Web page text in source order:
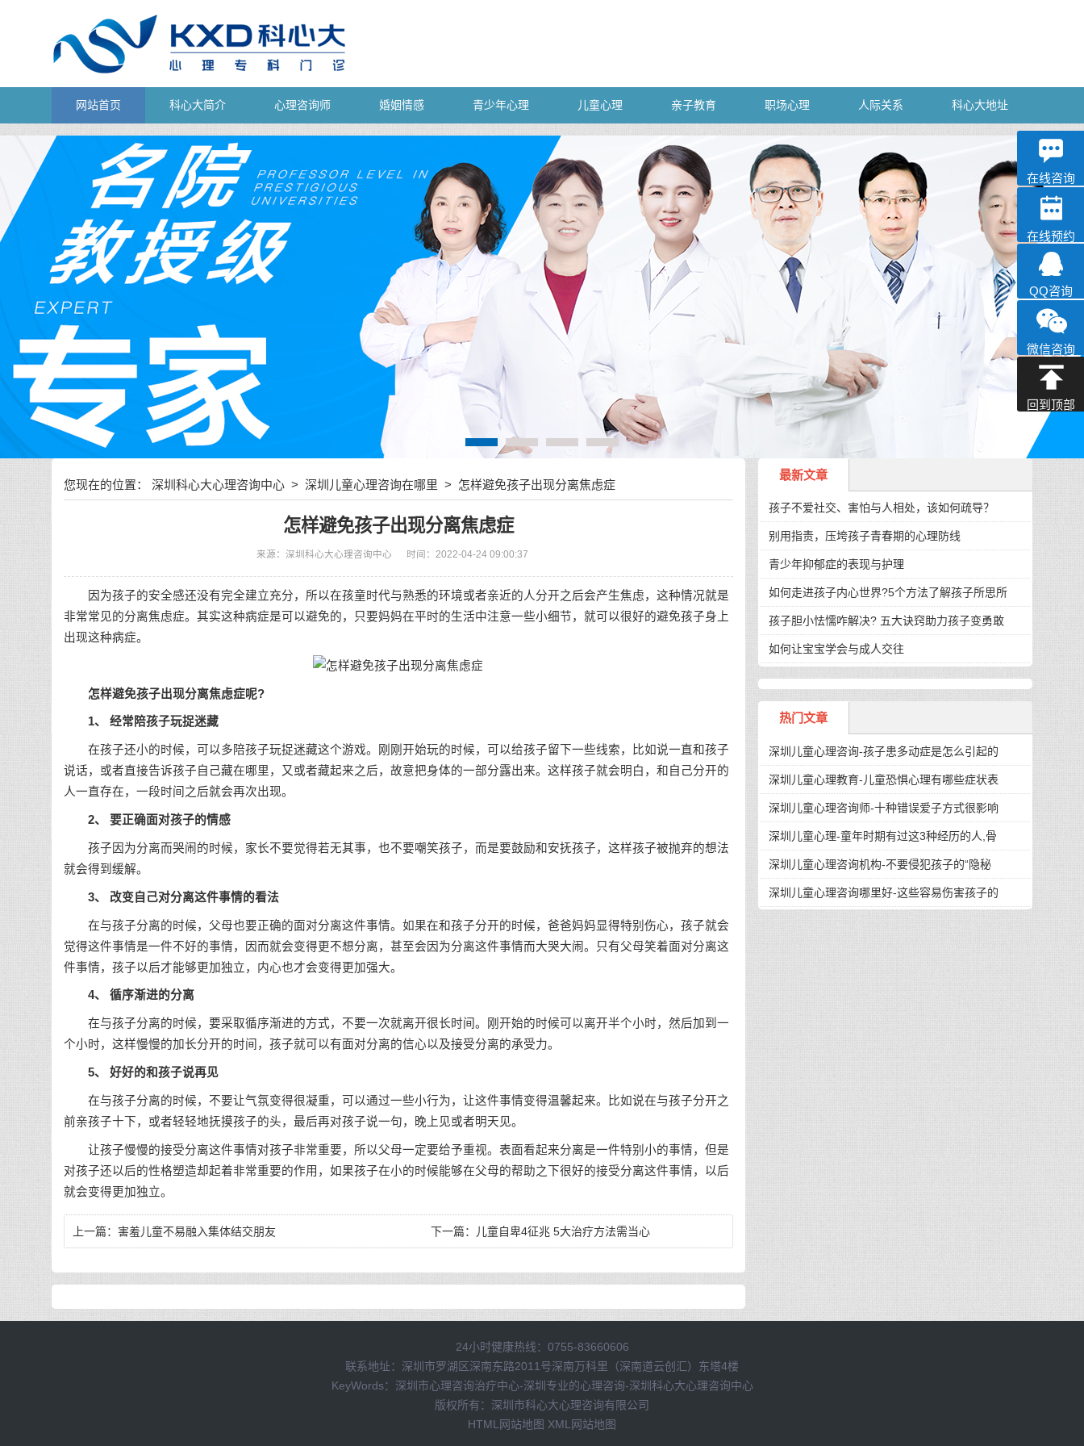
网站首页 科心大简介 心理咨询师 婚姻情感 青少年心理 儿童心理 亲子教育 职场心理 人际关系 科心大地址
您现在的位置： 深圳科心大心理咨询中心 > 深圳儿童心理咨询在哪里 > 怎样避免孩子出现分离焦虑症
怎样避免孩子出现分离焦虑症
来源：深圳科心大心理咨询中心 时间：2022-04-24 09:00:37
因为孩子的安全感还没有完全建立充分，所以在孩童时代与熟悉的环境或者亲近的人分开之后会产生焦虑，这种情况就是
非常常见的分离焦虑症。其实这种病症是可以避免的，只要妈妈在平时的生活中注意一些小细节，就可以很好的避免孩子身上
出现这种病症。
怎样避免孩子出现分离焦虑症呢?
1、 经常陪孩子玩捉迷藏
在孩子还小的时候，可以多陪孩子玩捉迷藏这个游戏。刚刚开始玩的时候，可以给孩子留下一些线索，比如说一直和孩子
说话，或者直接告诉孩子自己藏在哪里，又或者藏起来之后，故意把身体的一部分露出来。这样孩子就会明白，和自己分开的
人一直存在，一段时间之后就会再次出现。
2、 要正确面对孩子的情感
孩子因为分离而哭闹的时候，家长不要觉得若无其事，也不要嘲笑孩子，而是要鼓励和安抚孩子，这样孩子被抛弃的想法
就会得到缓解。
3、 改变自己对分离这件事情的看法
在与孩子分离的时候，父母也要正确的面对分离这件事情。如果在和孩子分开的时候，爸爸妈妈显得特别伤心，孩子就会
觉得这件事情是一件不好的事情，因而就会变得更不想分离，甚至会因为分离这件事情而大哭大闹。只有父母笑着面对分离这
件事情，孩子以后才能够更加独立，内心也才会变得更加强大。
4、 循序渐进的分离
在与孩子分离的时候，要采取循序渐进的方式，不要一次就离开很长时间。刚开始的时候可以离开半个小时，然后加到一
个小时，这样慢慢的加长分开的时间，孩子就可以有面对分离的信心以及接受分离的承受力。
5、 好好的和孩子说再见
在与孩子分离的时候，不要让气氛变得很凝重，可以通过一些小行为，让这件事情变得温馨起来。比如说在与孩子分开之
前亲孩子十下，或者轻轻地抚摸孩子的头，最后再对孩子说一句，晚上见或者明天见。
让孩子慢慢的接受分离这件事情对孩子非常重要，所以父母一定要给予重视。表面看起来分离是一件特别小的事情，但是
对孩子还以后的性格塑造却起着非常重要的作用，如果孩子在小的时候能够在父母的帮助之下很好的接受分离这件事情，以后
就会变得更加独立。
上一篇： 害羞儿童不易融入集体结交朋友 下一篇： 儿童自卑4征兆 5大治疗方法需当心
最新文章
孩子不爱社交、害怕与人相处，该如何疏导？
别用指责，压垮孩子青春期的心理防线
青少年抑郁症的表现与护理
如何走进孩子内心世界?5个方法了解孩子所思所
孩子胆小怯懦咋解决? 五大诀窍助力孩子变勇敢
如何让宝宝学会与成人交往
热门文章
深圳儿童心理咨询-孩子患多动症是怎么引起的
深圳儿童心理教育-儿童恐惧心理有哪些症状表
深圳儿童心理咨询师-十种错误爱子方式很影响
深圳儿童心理-童年时期有过这3种经历的人,骨
深圳儿童心理咨询机构-不要侵犯孩子的“隐秘
深圳儿童心理咨询哪里好-这些容易伤害孩子的
24小时健康热线：0755-83660606
联系地址：深圳市罗湖区深南东路2011号深南万科里（深南道云创汇）东塔4楼
KeyWords：深圳市心理咨询治疗中心-深圳专业的心理咨询-深圳科心大心理咨询中心
版权所有：深圳市科心大心理咨询有限公司
HTML网站地图 XML网站地图
深科
心理咨询
在线咨询
在线预约
QQ咨询
微信咨询
回到顶部